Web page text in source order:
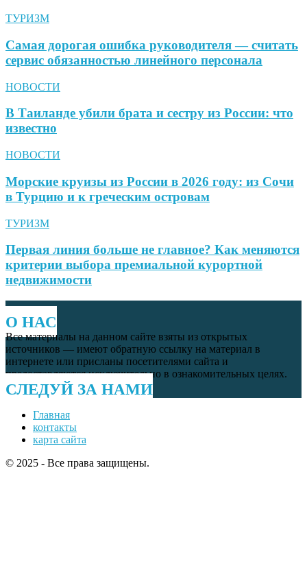
ТУРИЗМ
Самая дорогая ошибка руководителя — считать
сервис обязанностью линейного персонала
НОВОСТИ
В Таиланде убили брата и сестру из России: что
известно
НОВОСТИ
Морские круизы из России в 2026 году: из Сочи
в Турцию и к греческим островам
ТУРИЗМ
Первая линия больше не главное? Как меняются
критерии выбора премиальной курортной
недвижимости
О НАС
Все материалы на данном сайте взяты из открытых
источников — имеют обратную ссылку на материал в
интернете или присланы посетителями сайта и
предоставляются исключительно в ознакомительных целях.
СЛЕДУЙ ЗА НАМИ
Главная
контакты
карта сайта
© 2025 - Все права защищены.